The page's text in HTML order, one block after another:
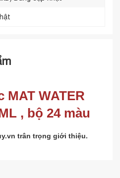
MAT WATER
, bộ 24 màu
trân trọng giới thiệu.